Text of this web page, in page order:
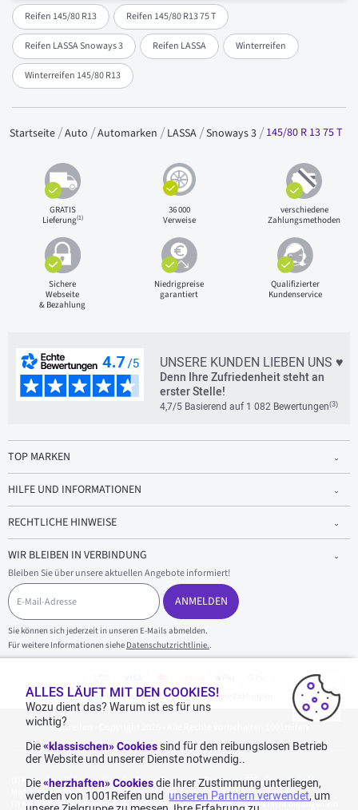
Reifen 145/80 R13 Reifen 145/80 R13 75 T
Reifen LASSA Snoways 3 Reifen LASSA Winterreifen
Winterreifen 145/80 R13
Startseite Auto Automarken LASSA Snoways 3 145/80 R 13 75 T
GRATIS
Lieferung(1)
36 000
Verweise
verschiedene
Zahlungsmethoden
Sichere
Webseite
& Bezahlung
Niedrigpreise
garantiert
Qualifizierter
Kundenservice
UNSERE KUNDEN LIEBEN UNS ♥
Denn Ihre Zufriedenheit steht an
erster Stelle!
4,7/5 Basierend auf 1 082 Bewertungen(3)
TOP MARKEN
HILFE UND INFORMATIONEN
RECHTLICHE HINWEISE
WIR BLEIBEN IN VERBINDUNG
Bleiben Sie über unsere aktuellen Angebote informiert!
E
-
M
a
i
l
ANMELDEN
Sie können sich jederzeit in unseren E-Mails abmelden.
Für weitere Informationen siehe Datenschutzrichtlinie..
100 % sicherer Einkauf und sichere Zahlungen
1001reifen - Copyright 2026 - Alle Rechte vorbehalten 1001reifen
Kostenlose Lieferung: für jeden Einkauf mit einem Betrag von 70€ oder mehr (inkl.
MwSt.) (unter 70€ betragen die Versandkosten 7,90€ inkl. MwSt.).
Katalogpreise des Herstellers sind nicht rabattierbar. Dies spiegelt nicht die allgemein
ALLES LÄUFT MIT DEN COOKIES!
Wozu dient das? Warum ist es für uns
wichtig?
Die«klassischen» Cookiessind für den reibungslosen Betrieb
der Website und unserer Dienste notwendig..
Die«herzhaften» Cookies die Ihrer Zustimmung unterliegen,
werden von 1001Reifen und unseren Partnern verwendet, um